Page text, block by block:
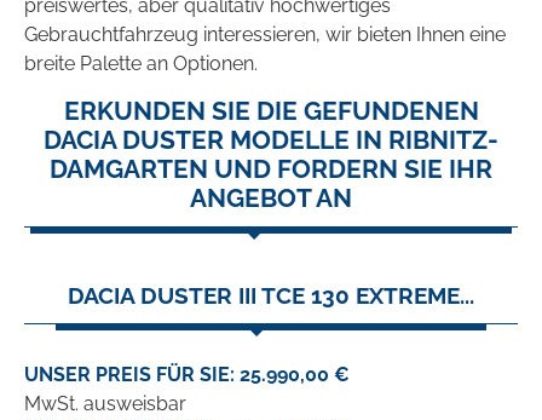
preiswertes, aber qualitativ hochwertiges
Gebrauchtfahrzeug interessieren, wir bieten Ihnen eine
breite Palette an Optionen.
ERKUNDEN SIE DIE GEFUNDENEN
DACIA DUSTER MODELLE IN RIBNITZ-
DAMGARTEN UND FORDERN SIE IHR
ANGEBOT AN
DACIA DUSTER III TCE 130 EXTREME...
UNSER PREIS FÜR SIE: 25.990,00 €
MwSt. ausweisbar